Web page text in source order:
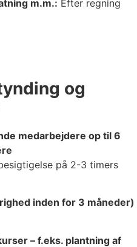
m.m.: Efter regning
og
medarbejdere op til 6
på 2-3 timers
inden for 3 måneder)
– f.eks. plantning af